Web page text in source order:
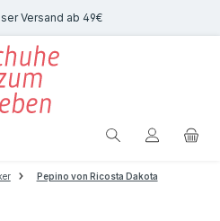
Versand ab 49€
Pepino von Ricosta Dakota